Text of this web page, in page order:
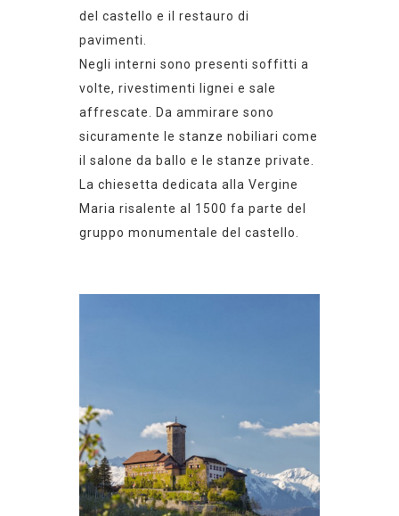
del castello e il restauro di
pavimenti.
Negli interni sono presenti soffitti a
volte, rivestimenti lignei e sale
affrescate. Da ammirare sono
sicuramente le stanze nobiliari come
il salone da ballo e le stanze private.
La chiesetta dedicata alla Vergine
Maria risalente al 1500 fa parte del
gruppo monumentale del castello.